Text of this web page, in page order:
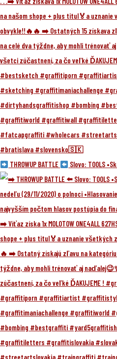
THROWUP BATTLE Slovo: TOOLS